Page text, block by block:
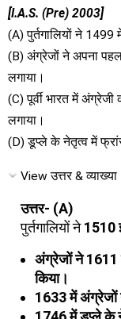
[I.A.S. (Pre) 2003]
(A) पुर्तगालियों ने 1499
(B) अंग्रेजों ने अपना
लगाया।
(C) पूर्वी भारत में
लगाया।
(D) डूप्ले के नेतृत्व में
View उत्तर & व्याख्या
उत्तर- (A)
पुर्तगालियों ने1510
अंग्रेजों ने 1611
किया।
1633 में अंग्रेजों